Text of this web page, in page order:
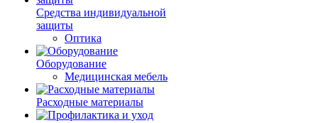
Средства индивидуальной
защиты
Оптика
Оборудование
Медицинская мебель
Расходные материалы